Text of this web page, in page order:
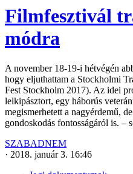
Filmfesztivál
módra
A november 18-19-i hétvégén
hogy eljuthattam a Stockholmi
Fest Stockholm 2017). Az idei
lelkipásztort, egy háborús
megismerhetett a nagyérdemű,
gondoskodás fontosságáról is. –
SZABADNEM
· 2018. január 3. 16:46